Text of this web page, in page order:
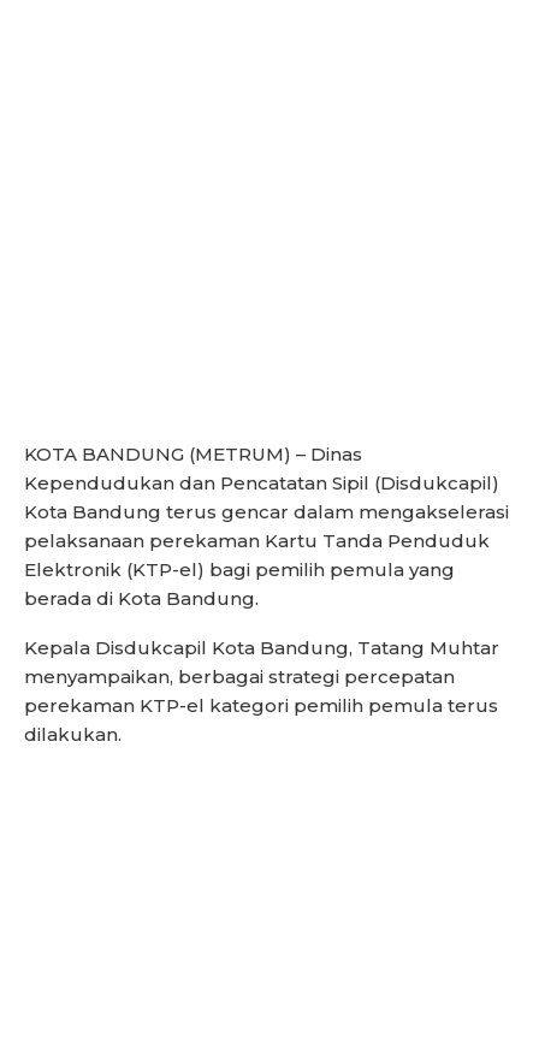
KOTA BANDUNG (METRUM) – Dinas
Kependudukan dan Pencatatan Sipil (Disdukcapil)
Kota Bandung terus gencar dalam mengakselerasi
pelaksanaan perekaman Kartu Tanda Penduduk
Elektronik (KTP-el) bagi pemilih pemula yang
berada di Kota Bandung.
Kepala Disdukcapil Kota Bandung, Tatang Muhtar
menyampaikan, berbagai strategi percepatan
perekaman KTP-el kategori pemilih pemula terus
dilakukan.